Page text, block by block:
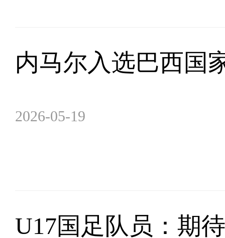
内马尔入选巴西国
2026-05-19
U17国足队员：期